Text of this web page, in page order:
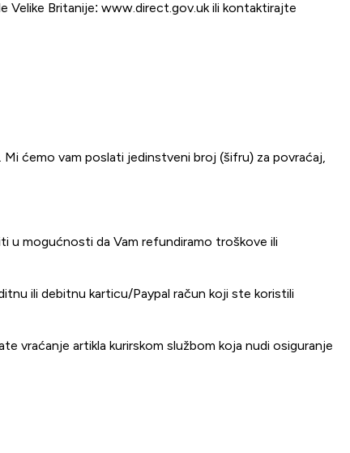
Velike Britanije: www.direct.gov.uk ili kontaktirajte
ćemo vam poslati jedinstveni broj (šifru) za povraćaj,
u mogućnosti da Vam refundiramo troškove ili
ili debitnu karticu/Paypal račun koji ste koristili
vraćanje artikla kurirskom službom koja nudi osiguranje